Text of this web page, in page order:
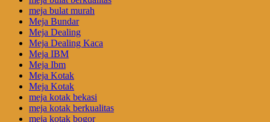
meja bulat murah
Meja Bundar
Meja Dealing
Meja Dealing Kaca
Meja IBM
Meja Ibm
Meja Kotak
Meja Kotak
meja kotak bekasi
meja kotak berkualitas
meja kotak bogor